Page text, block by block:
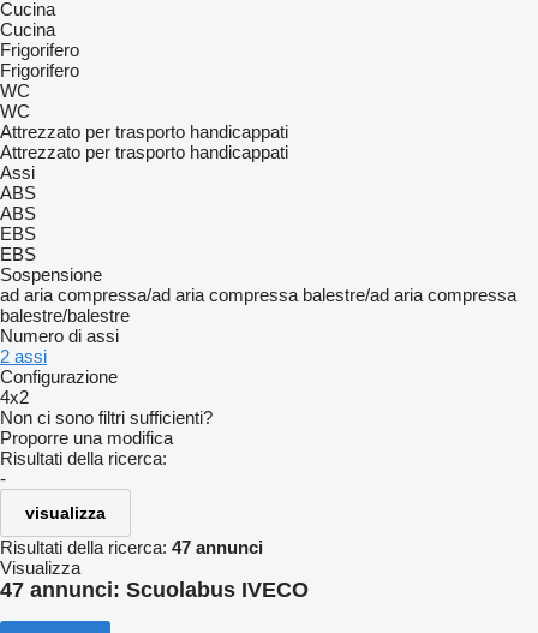
Cucina
Cucina
Frigorifero
Frigorifero
WC
WC
Attrezzato per trasporto handicappati
Attrezzato per trasporto handicappati
Assi
ABS
ABS
EBS
EBS
Sospensione
ad aria compressa/ad aria compressa balestre/ad aria compressa
balestre/balestre
Numero di assi
2 assi
Configurazione
4x2
Non ci sono filtri sufficienti?
Proporre una modifica
Risultati della ricerca:
-
visualizza
Risultati della ricerca: 47 annunci
Visualizza
47 annunci: Scuolabus IVECO